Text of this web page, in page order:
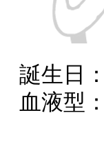
誕生日
血液型